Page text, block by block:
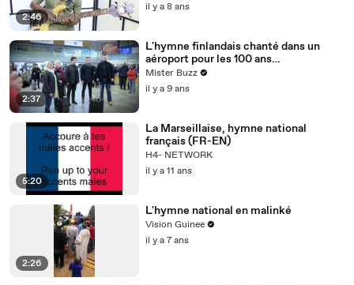
2:46
il y a 8 ans
2:37
L'hymne finlandais chanté dans un
aéroport pour les 100 ans
d'indépendance du pays !
Mister Buzz
il y a 9 ans
5:20
La Marseillaise, hymne national
français (FR-EN)
H4- NETWORK
il y a 11 ans
2:26
L'hymne national en malinké
Vision Guinee
il y a 7 ans